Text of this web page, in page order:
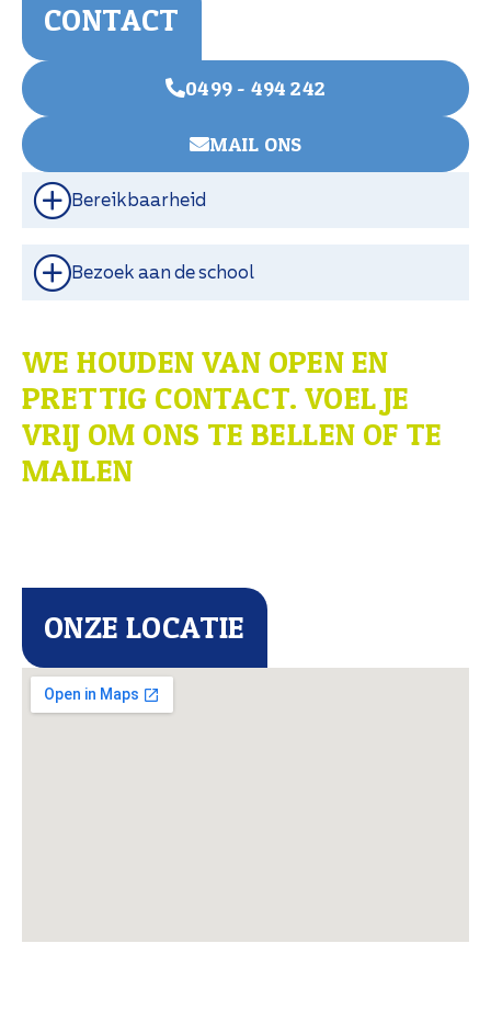
CONTACT
0499 - 494 242
MAIL ONS
Bereikbaarheid
Bezoek aan de school
WE HOUDEN VAN OPEN EN
PRETTIG CONTACT. VOEL JE
VRIJ OM ONS TE BELLEN OF TE
MAILEN
ONZE LOCATIE